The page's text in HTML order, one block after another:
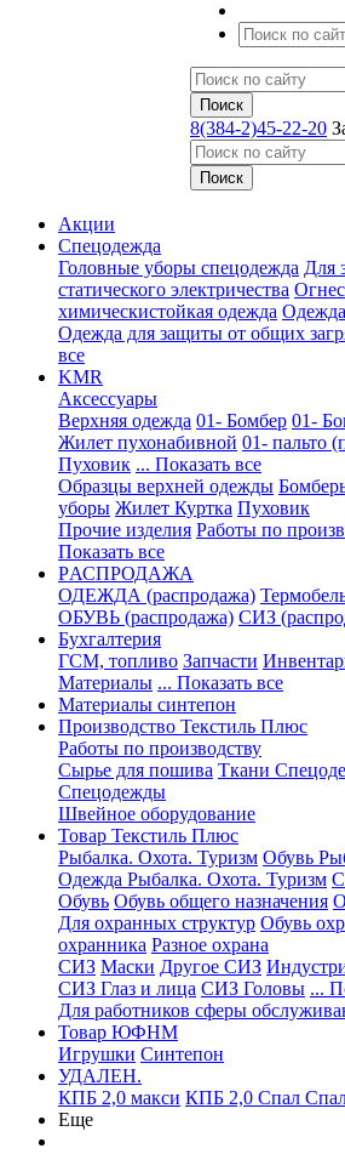
8(384-2)45-22-20
Акции
Спецодежда
Головные уборы спецодежда Для
статического электричества
химическистойкая одежда
Одежда для защиты от общих
все
KMR
Аксессуары
Верхняя одежда 01- Бомбер 01-
Жилет пухонабивной 01- пальто
Пуховик ... Показать все
Образцы верхней одежды
уборы Жилет Куртка Пуховик
Прочие изделия Работы по
Показать все
PАСПРОДАЖА
ОДЕЖДА (распродажа)
ОБУВЬ (распродажа) СИЗ
Бухгалтерия
ГСМ, топливо Запчасти
Материалы ... Показать все
Материалы синтепон
Производство Текстиль Плюс
Работы по производству
Сырье для пошива Ткани
Спецодежды
Швейное оборудование
Товар Текстиль Плюс
Рыбалка. Охота. Туризм Обувь
Одежда Рыбалка. Охота. Туризм
Обувь Обувь общего назначения
Для охранных структур Обувь
охранника Разное охрана
СИЗ Маски Другое СИЗ
СИЗ Глаз и лица СИЗ Головы ...
Для работников сферы
Товар ЮФНМ
Игрушки Синтепон
УДАЛЕН.
КПБ 2,0 макси КПБ 2,0 Спал
Еще